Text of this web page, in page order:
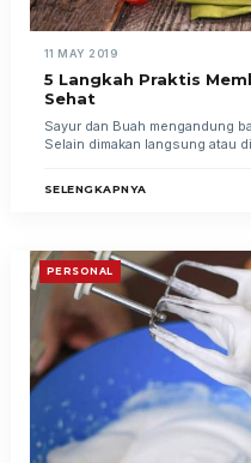
11 MAY 2019
5 Langkah Praktis
Sehat
Sayur dan Buah mengandung
Selain dimakan langsung atau
SELENGKAPNYA
PERSONAL